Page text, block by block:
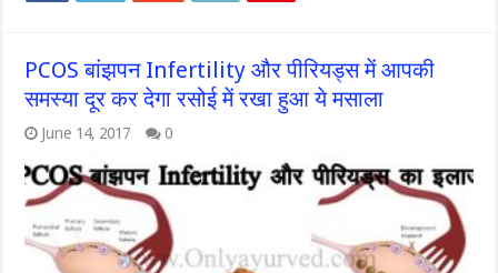
PCOS बांझपन Infertility और पीरियड्स में आपकी
समस्या दूर कर देगा रसोई में रखा हुआ ये मसाला
June 14, 2017 0